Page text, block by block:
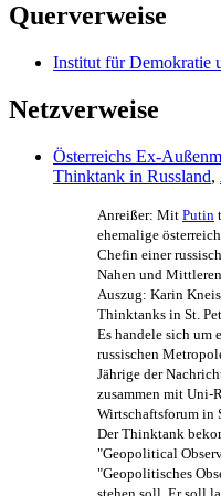
Querverweise
Institut für Demokratie
Netzverweise
Österreichs Ex-
Thinktank in Russland,
Anreißer: Mit Putin
ehemalige
Chefin einer
Nahen und
Auszug: Karin
Thinktanks in St.
Es handele sich um
russischen
Jährige der
zusammen mit Uni-
Wirtschaftsforum in
Der Thinktank
"Geopolitical
"Geopolitisches